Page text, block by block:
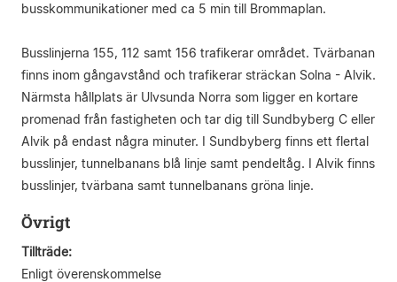
busskommunikationer med ca 5 min till Brommaplan.
Busslinjerna 155, 112 samt 156 trafikerar området. Tvärbanan
finns inom gångavstånd och trafikerar sträckan Solna - Alvik.
Närmsta hållplats är Ulvsunda Norra som ligger en kortare
promenad från fastigheten och tar dig till Sundbyberg C eller
Alvik på endast några minuter. I Sundbyberg finns ett flertal
busslinjer, tunnelbanans blå linje samt pendeltåg. I Alvik finns
busslinjer, tvärbana samt tunnelbanans gröna linje.
Övrigt
Tillträde:
Enligt överenskommelse